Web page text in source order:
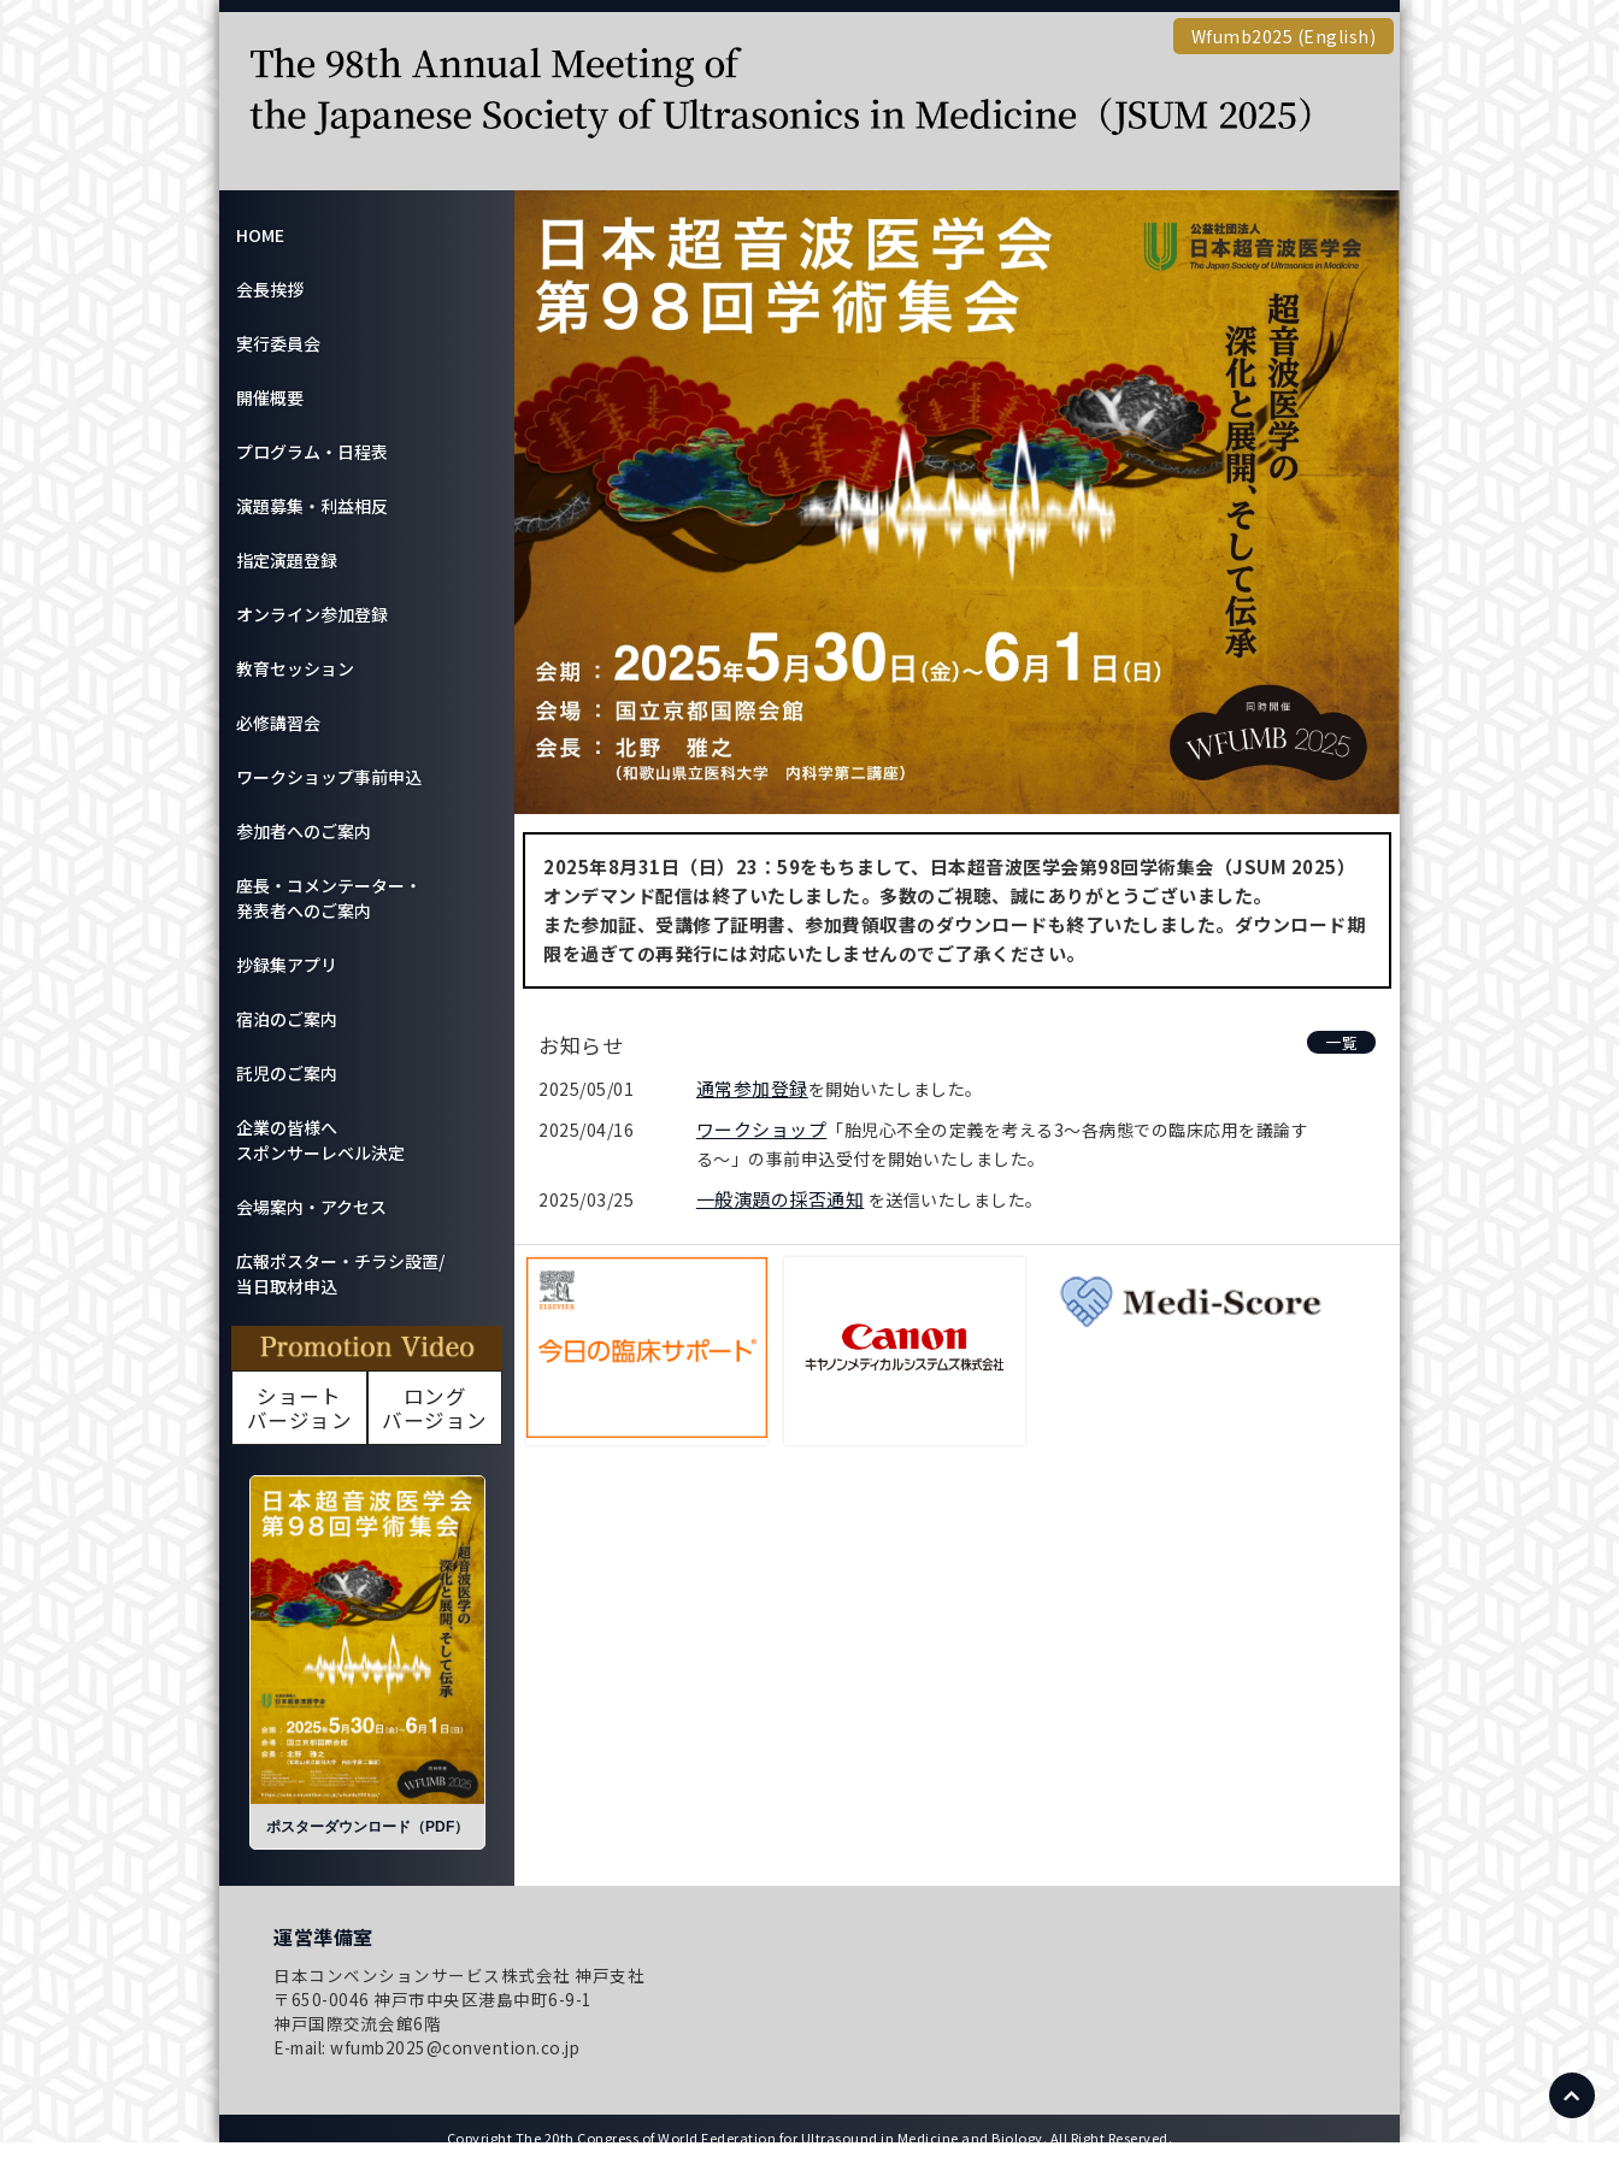
Wfumb2025 (English)
HOME
会長挨拶
実行委員会
開催概要
プログラム・日程表
演題募集・利益相反
指定演題登録
オンライン参加登録
教育セッション
必修講習会
ワークショップ事前申込
参加者へのご案内
座長・コメンテーター・
発表者へのご案内
抄録集アプリ
宿泊のご案内
託児のご案内
企業の皆様へ
スポンサーレベル決定
会場案内・アクセス
広報ポスター・チラシ設置/
当日取材申込
ショート
バージョン
ロング
バージョン
ポスターダウンロード（PDF）
2025年8月31日（日）23：59をもちまして、日本超音波医学会第98回学術集会（JSUM 2025）
オンデマンド配信は終了いたしました。多数のご視聴、誠にありがとうございました。
また参加証、受講修了証明書、参加費領収書のダウンロードも終了いたしました。ダウンロード期
限を過ぎての再発行には対応いたしませんのでご了承ください。
お知らせ 一覧
2025/05/01 通常参加登録を開始いたしました。
2025/04/16
ワークショップ 「胎児心不全の定義を考える3〜各病態での臨床応用を議論す
る〜」の事前申込受付を開始いたしました。
2025/03/25
一般演題の採否通知 を送信いたしました。
運営準備室
日本コンベンションサービス株式会社 神戸支社
〒650-0046 神戸市中央区港島中町6-9-1
神戸国際交流会館6階
E-mail: wfumb2025@convention.co.jp
Copyright The 20th Congress of World Federation for Ultrasound in Medicine and Biology. All Right Reserved.